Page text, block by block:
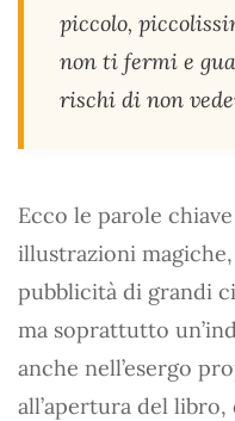
piccolo,
non ti fermi e
rischi di non
Ecco le parole
illustrazioni
pubblicità di grandi
ma soprattutto
anche nell’esergo
all’apertura del libro,